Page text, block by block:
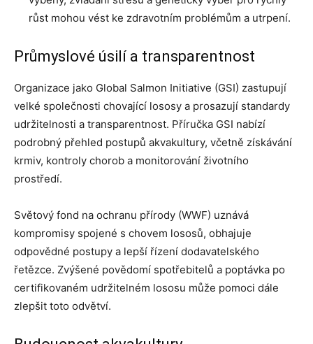
růst mohou vést ke zdravotním problémům a utrpení.
Průmyslové úsilí a transparentnost
Organizace jako Global Salmon Initiative (GSI) zastupují
velké společnosti chovající lososy a prosazují standardy
udržitelnosti a transparentnost. Příručka GSI nabízí
podrobný přehled postupů akvakultury, včetně získávání
krmiv, kontroly chorob a monitorování životního
prostředí.
Světový fond na ochranu přírody (WWF) uznává
kompromisy spojené s chovem lososů, obhajuje
odpovědné postupy a lepší řízení dodavatelského
řetězce. Zvýšené povědomí spotřebitelů a poptávka po
certifikovaném udržitelném lososu může pomoci dále
zlepšit toto odvětví.